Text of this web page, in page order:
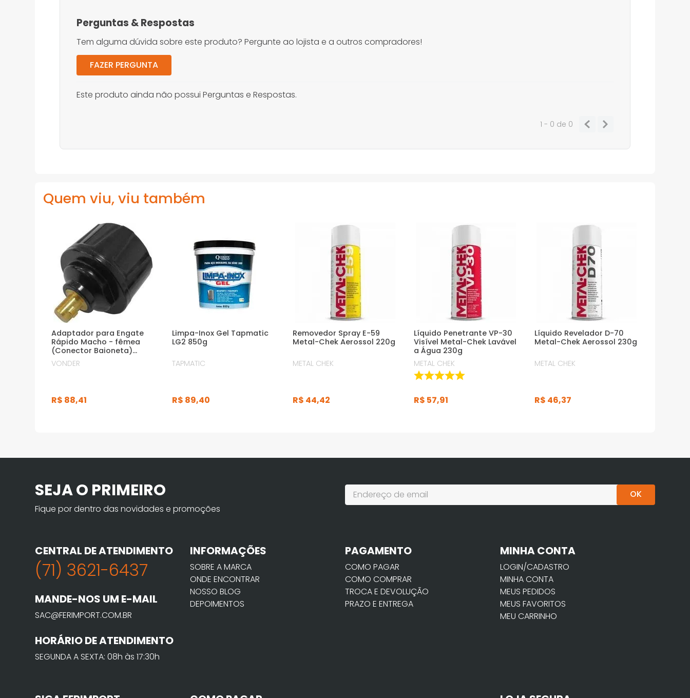
Perguntas &Respostas
Tem alguma dúvida sobre este produto? Pergunte ao lojista e a outros compradores!
FAZER PERGUNTA
Este produto ainda não possui Perguntas e Respostas.
1 - 0 de 0
Quem viu, viu também
Adaptador para Engate
Rápido Macho - fêmea
(Conector Baioneta)
Vonder de 9,0mm para
13,0mm
VONDER
R$ 88,41
Limpa-Inox Gel Tapmatic
LG2 850g
TAPMATIC
R$ 89,40
Removedor Spray E-59
Metal-Chek Aerossol 220g
METAL CHEK
R$ 44,42
Líquido Penetrante VP-30
Visível Metal-Chek Lavável
a Água 230g
METAL CHEK
R$ 57,91
Líquido Revelador D-70
Metal-Chek Aerossol 230g
METAL CHEK
R$ 46,37
SEJA O PRIMEIRO
Fique por dentro das novidades e promoções
OK
CENTRAL DE ATENDIMENTO
(71) 3621-6437
MANDE-NOS UM E-MAIL
SAC@FERIMPORT.COM.BR
HORÁRIO DE ATENDIMENTO
SEGUNDA A SEXTA: 08h às 17:30h
INFORMAÇÕES
SOBRE A MARCA
ONDE ENCONTRAR
NOSSO BLOG
DEPOIMENTOS
PAGAMENTO
COMO PAGAR
COMO COMPRAR
TROCA E DEVOLUÇÃO
PRAZO E ENTREGA
MINHA CONTA
LOGIN/CADASTRO
MINHA CONTA
MEUS PEDIDOS
MEUS FAVORITOS
MEU CARRINHO